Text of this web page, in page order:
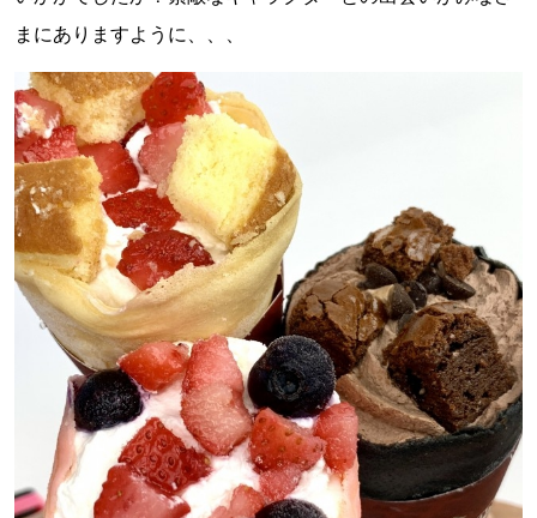
まにありますように、、、